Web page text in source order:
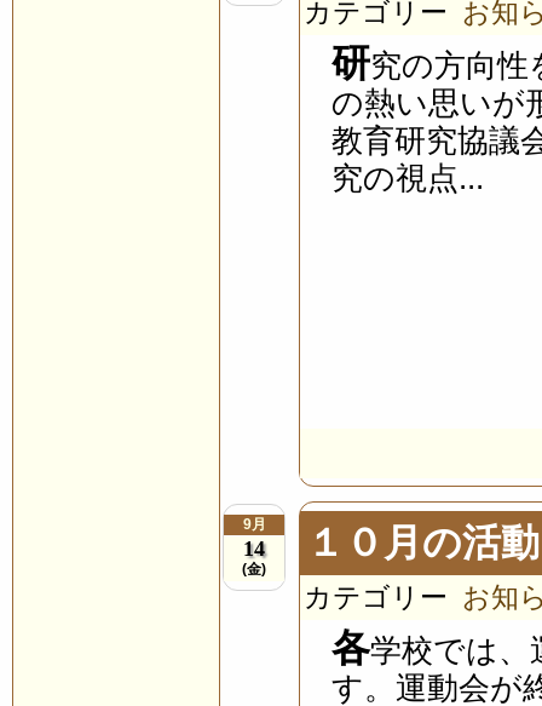
カテゴリー お知
研究の方向性
の熱い思いが
教育研究協議
究の視点...
9月
14
(金)
１０月の活
カテゴリー お知
各学校では、
す。運動会が